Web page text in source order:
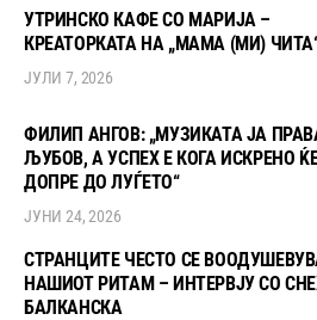
УТРИНСКО КАФЕ СО МАРИЈА –
КРЕАТОРКАТА НА „МАМА (МИ)
ЈУЛИ 7, 2026
ФИЛИП АНГОВ: „МУЗИКАТА ЈА
ЉУБОВ, А УСПЕХ Е КОГА ИСКРЕНО
ДОПРЕ ДО ЛУЃЕТО“
ЈУНИ 24, 2026
СТРАНЦИТЕ ЧЕСТО СЕ
НАШИОТ РИТАМ – ИНТЕРВЈУ СО
БАЛКАНСКА